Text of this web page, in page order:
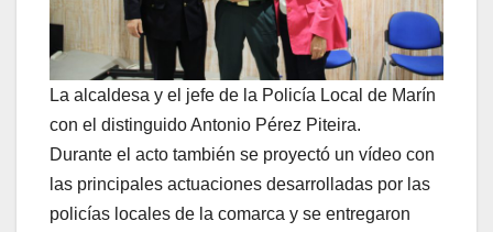
La alcaldesa y el jefe de la Policía Local de Marín
con el distinguido Antonio Pérez Piteira.
Durante el acto también se proyectó un vídeo con
las principales actuaciones desarrolladas por las
policías locales de la comarca y se entregaron